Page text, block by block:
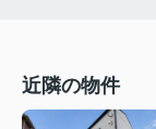
近隣の物件